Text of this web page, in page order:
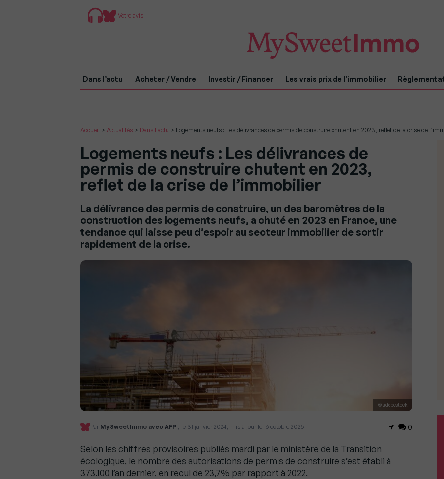
Votre avis
Dans l’actu Acheter / Vendre Investir / Financer Les vrais prix de l’immobilier
Accueil > Actualités > Dans l'actu > Logements neufs : Les délivrances de permis de construire chutent en 2023, reflet de la crise de
Logements neufs : Les délivrances de
permis de construire chutent en 2023,
reflet de la crise de l’immobilier
La délivrance des permis de construire, un des baromètres de la
construction des logements neufs, a chuté en 2023 en France, une
tendance qui laisse peu d’espoir au secteur immobilier de sortir
rapidement de la crise.
© adobestock
Par MySweetImmo avec AFP , le 31 janvier 2024, mis à jour le 16 octobre 2025 0
Selon les chiffres provisoires publiés mardi par le ministère de la Transition
écologique, le nombre des autorisations de permis de construire s’est établi à
373.100 l’an dernier, en recul de 23,7% par rapport à 2022.